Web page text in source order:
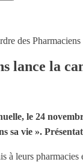
des
lance la
le 24
sa vie ».
à leurs